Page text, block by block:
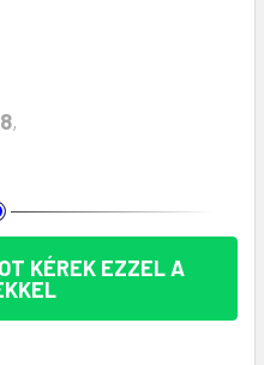
,
KÉREK EZZEL A